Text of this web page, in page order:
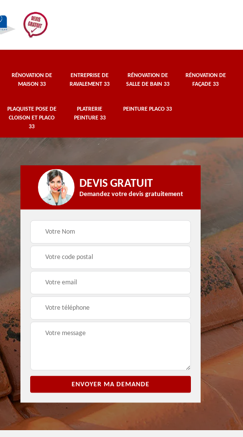
RÉNOVATION DE
MAISON 33
ENTREPRISE DE
RAVALEMENT 33
RÉNOVATION DE
SALLE DE BAIN 33
RÉNOVATION DE
FAÇADE 33
PLAQUISTE POSE DE
CLOISON ET PLACO
33
PLATRERIE
PEINTURE 33
PEINTURE PLACO 33
33
Entreprise de peinture
33
Peintre et peinture de
façade 33
DEVIS GRATUIT
Demandez votre devis gratuitement